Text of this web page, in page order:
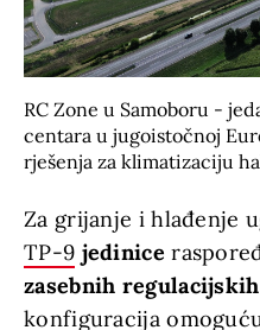
RC Zone u Samoboru -
centara u jugoistočnoj
rješenja za klimatizaciju
Za grijanje i hlađenje
TP-9 jedinice
zasebnih
konfiguracija